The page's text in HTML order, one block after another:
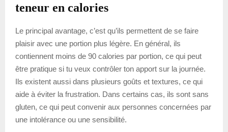
teneur en calories
Le principal avantage, c’est qu’ils permettent de se faire
plaisir avec une portion plus légère. En général, ils
contiennent moins de 90 calories par portion, ce qui peut
être pratique si tu veux contrôler ton apport sur la journée.
Ils existent aussi dans plusieurs goûts et textures, ce qui
aide à éviter la frustration. Dans certains cas, ils sont sans
gluten, ce qui peut convenir aux personnes concernées par
une intolérance ou une sensibilité.